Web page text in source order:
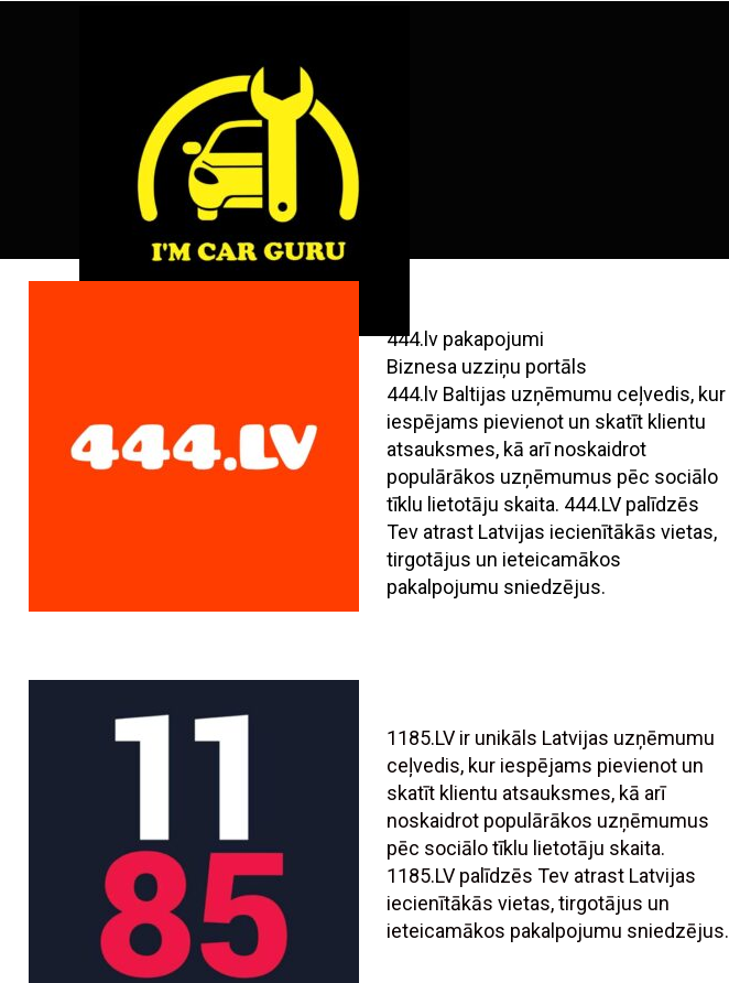
444.lv pakapojumi
Biznesa uzziņu portāls
444.lv Baltijas uzņēmumu ceļvedis, kur
iespējams pievienot un skatīt klientu
atsauksmes, kā arī noskaidrot
populārākos uzņēmumus pēc sociālo
tīklu lietotāju skaita. 444.LV palīdzēs
Tev atrast Latvijas iecienītākās vietas,
tirgotājus un ieteicamākos
pakalpojumu sniedzējus.
1185.LV ir unikāls Latvijas uzņēmumu
ceļvedis, kur iespējams pievienot un
skatīt klientu atsauksmes, kā arī
noskaidrot populārākos uzņēmumus
pēc sociālo tīklu lietotāju skaita.
1185.LV palīdzēs Tev atrast Latvijas
iecienītākās vietas, tirgotājus un
ieteicamākos pakalpojumu sniedzējus.